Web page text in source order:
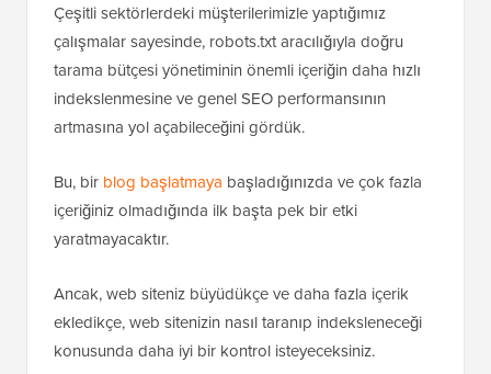
sürekli olarak bulduk.
Çeşitli sektörlerdeki müşterilerimizle yaptığımız
çalışmalar sayesinde, robots.txt aracılığıyla doğru
tarama bütçesi yönetiminin önemli içeriğin daha hızlı
artmasına yol açabileceğini gördük.
Bu, birblog başlatmaya
yaratmayacaktır.
Ancak, web siteniz büyüdükçe ve daha fazla içerik